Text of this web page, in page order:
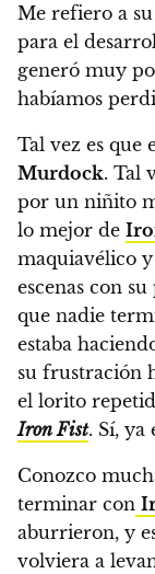
Me refiero a
para el
generó muy
habíamos
Tal vez es que
Murdock. Tal
por un niñito
lo mejor de
maquiavélico
escenas con
que nadie
estaba
su frustración
el lorito
Iron Fist. Sí, ya
Conozco
terminar con
aburrieron, y
volviera a